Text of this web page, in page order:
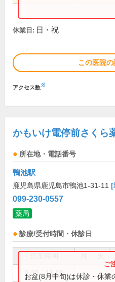
休業日: 日・祝
この医院
アクセス数※
かもいけ電停前さくら
所在地・電話番号
鴨池駅
鹿児島県鹿児島市鴨池1-31-11 [
099-230-0557
薬局
診療/受付時間・休診日
9:00～13:00 ● ●
お盆(8月中旬)は休診・休業